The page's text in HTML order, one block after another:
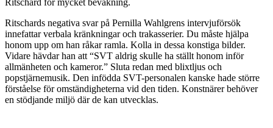
Ritschard för mycket bevakning.
Ritschards negativa svar på Pernilla Wahlgrens intervjuförsök
innefattar verbala kränkningar och trakasserier. Du måste hjälpa
honom upp om han råkar ramla. Kolla in dessa konstiga bilder.
Vidare hävdar han att “SVT aldrig skulle ha ställt honom inför
allmänheten och kameror.” Sluta redan med blixtljus och
popstjärnemusik. Den infödda SVT-personalen kanske hade större
förståelse för omständigheterna vid den tiden. Konstnärer behöver
en stödjande miljö där de kan utvecklas.